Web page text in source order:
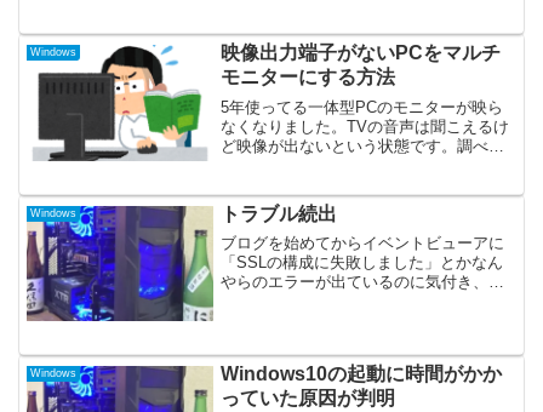
トロールパネルをピン留めしてる方もい
ら...
Windows
映像出力端子がないPCをマルチ
モニターにする方法
5年使ってる一体型PCのモニターが映ら
なくなりました。TVの音声は聞こえるけ
ど映像が出ないという状態です。調べて
の光度調整を何度か押してると映ること
があるので完全には逝...
Windows トラブル続出
ブログを始めてからイベントビューアに
「SSLの構成に失敗しました」とかなん
やらのエラーが出ているのに気付き、原
でした。ネットで調べた...
Windows
Windows10の起動に時間がかか
っていた原因が判明